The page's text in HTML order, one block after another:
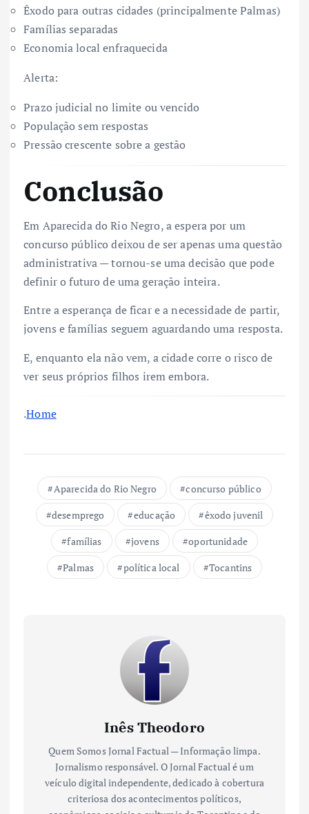
Êxodo para outras cidades (principalmente Palmas)
Famílias separadas
Economia local enfraquecida
Alerta:
Prazo judicial no limite ou vencido
População sem respostas
Pressão crescente sobre a gestão
Conclusão
Em Aparecida do Rio Negro, a espera por um
concurso público deixou de ser apenas uma questão
administrativa — tornou-se uma decisão que pode
definir o futuro de uma geração inteira.
Entre a esperança de ficar e a necessidade de partir,
jovens e famílias seguem aguardando uma resposta.
E, enquanto ela não vem, a cidade corre o risco de
ver seus próprios filhos irem embora.
.Home
Aparecida do Rio Negro
concurso público
desemprego
educação
êxodo juvenil
famílias
jovens
oportunidade
Palmas
política local Tocantins
Inês Theodoro
Quem Somos Jornal Factual — Informação limpa.
Jornalismo responsável. O Jornal Factual é um
veículo digital independente, dedicado à cobertura
criteriosa dos acontecimentos políticos,